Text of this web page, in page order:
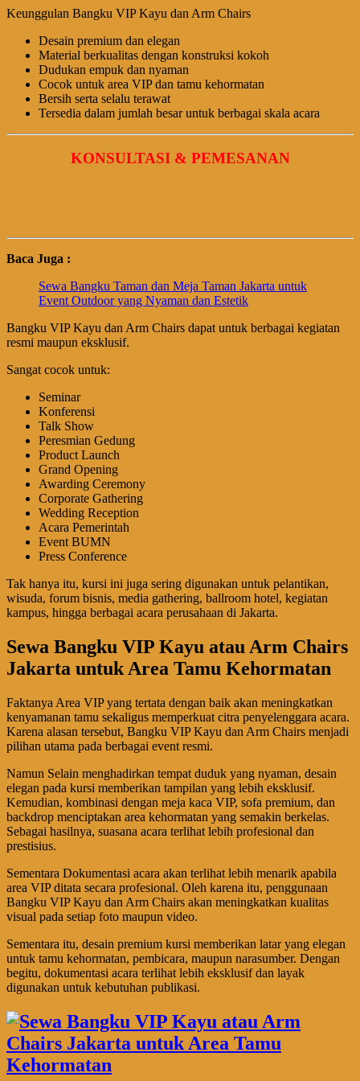
Keunggulan Bangku VIP Kayu dan Arm Chairs
Desain premium dan elegan
Material berkualitas dengan konstruksi kokoh
Dudukan empuk dan nyaman
Cocok untuk area VIP dan tamu kehormatan
Bersih serta selalu terawat
Tersedia dalam jumlah besar untuk berbagai skala acara
KONSULTASI & PEMESANAN
Baca Juga :
Sewa Bangku Taman dan Meja Taman Jakarta untuk
Event Outdoor yang Nyaman dan Estetik
Bangku VIP Kayu dan Arm Chairs dapat untuk berbagai kegiatan
resmi maupun eksklusif.
Sangat cocok untuk:
Seminar
Konferensi
Talk Show
Peresmian Gedung
Product Launch
Grand Opening
Awarding Ceremony
Corporate Gathering
Wedding Reception
Acara Pemerintah
Event BUMN
Press Conference
Tak hanya itu, kursi ini juga sering digunakan untuk pelantikan,
wisuda, forum bisnis, media gathering, ballroom hotel, kegiatan
kampus, hingga berbagai acara perusahaan di Jakarta.
Sewa Bangku VIP Kayu atau Arm Chairs
Jakarta untuk Area Tamu Kehormatan
Faktanya Area VIP yang tertata dengan baik akan meningkatkan
kenyamanan tamu sekaligus memperkuat citra penyelenggara acara.
Karena alasan tersebut, Bangku VIP Kayu dan Arm Chairs menjadi
pilihan utama pada berbagai event resmi.
Namun Selain menghadirkan tempat duduk yang nyaman, desain
elegan pada kursi memberikan tampilan yang lebih eksklusif.
Kemudian, kombinasi dengan meja kaca VIP, sofa premium, dan
backdrop menciptakan area kehormatan yang semakin berkelas.
Sebagai hasilnya, suasana acara terlihat lebih profesional dan
prestisius.
Sementara Dokumentasi acara akan terlihat lebih menarik apabila
area VIP ditata secara profesional. Oleh karena itu, penggunaan
Bangku VIP Kayu dan Arm Chairs akan meningkatkan kualitas
visual pada setiap foto maupun video.
Sementara itu, desain premium kursi memberikan latar yang elegan
untuk tamu kehormatan, pembicara, maupun narasumber. Dengan
begitu, dokumentasi acara terlihat lebih eksklusif dan layak
digunakan untuk kebutuhan publikasi.